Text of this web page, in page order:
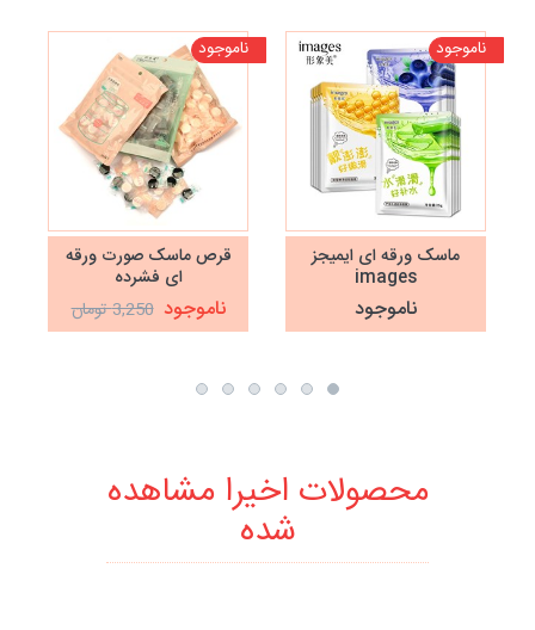
ناموجود
ماسک ورقه ای ایمیجز
images
ناموجود
ناموجود
قرص ماسک صورت ورقه
ای فشرده
ناموجود 3,250 تومان
محصولات اخیرا مشاهده
شده